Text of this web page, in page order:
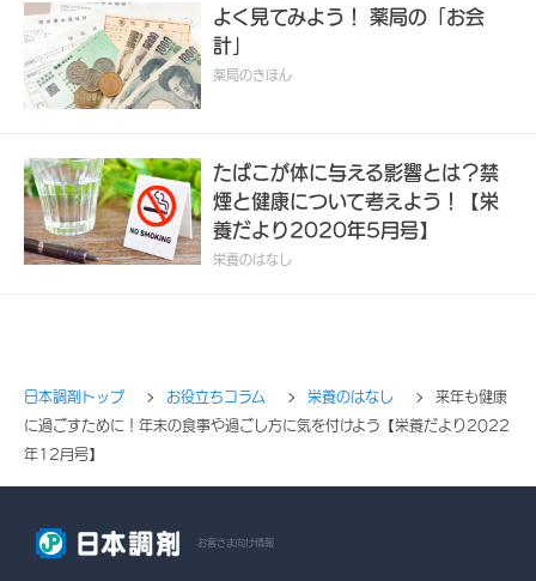
よく見てみよう！ 薬局の「お会
計」
薬局のきほん
たばこが体に与える影響とは？禁
煙と健康について考えよう！【栄
養だより2020年5月号】
栄養のはなし
日本調剤トップ お役立ちコラム 栄養のはなし
来年も健康
に過ごすために！年末の食事や過ごし方に気を付けよう【栄養だより2022
年12月号】
お客さま向け情報